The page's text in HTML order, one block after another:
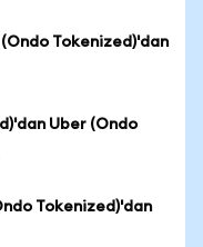
(Ondo Tokenized)'dan
Uber (Ondo
Tokenized)'dan